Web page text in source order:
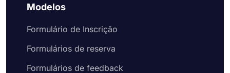
Modelos
Formulário de Inscrição
Formulários de reserva
Formulários de feedback